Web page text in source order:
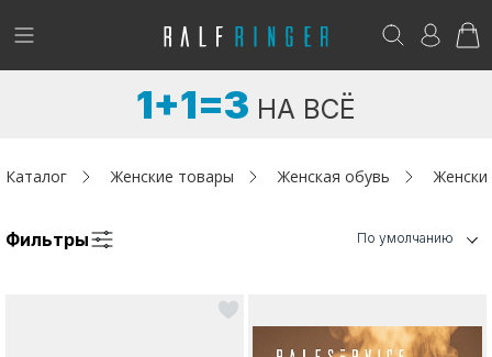
!
Женщинам
Возникли вопросы? - club@ralf.ru
1+1=3 НА ВСЁ
Каталог Женские товары Женская обувь
Фильтры По умолчанию